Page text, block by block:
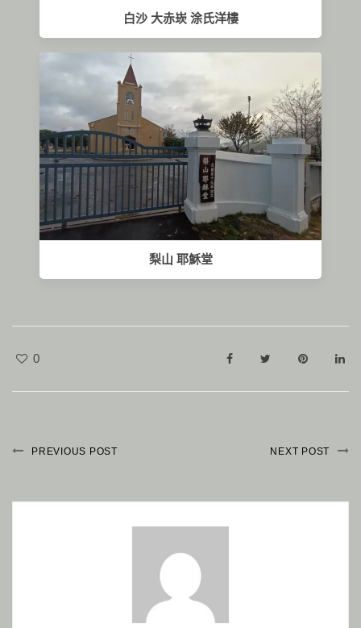
白沙 大赤崁 涂氏洋樓
梨山 耶穌堂
0
PREVIOUS POST NEXT POST